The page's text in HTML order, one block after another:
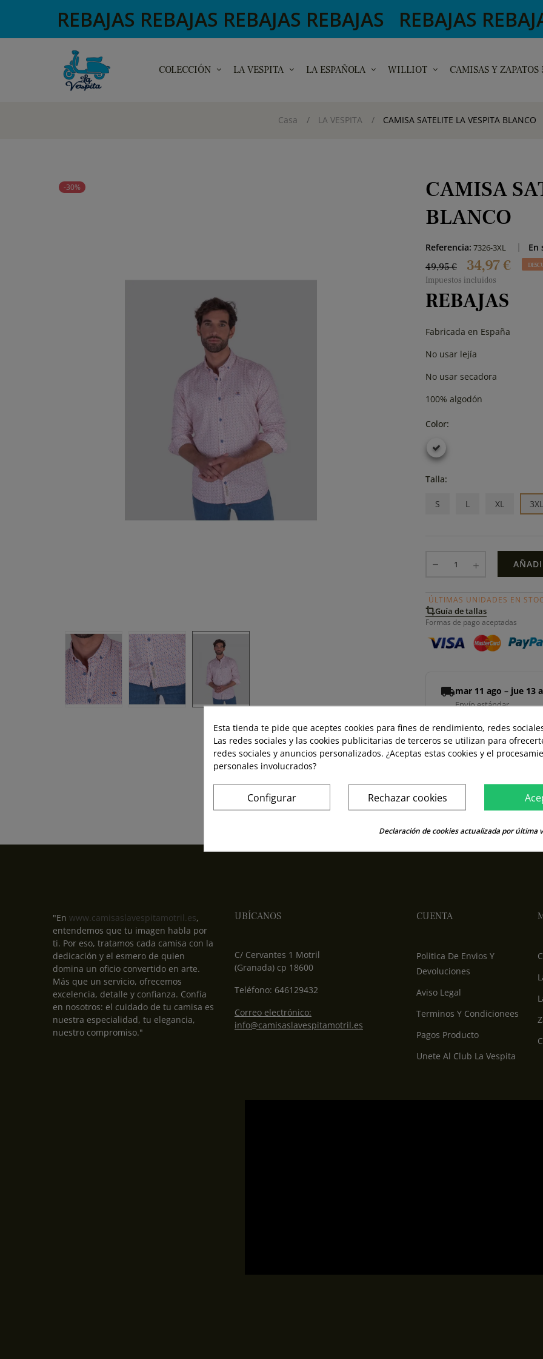
REBAJAS REBAJAS REBAJAS REBAJAS REBAJAS REBAJAS
COLECCIÓN LA VESPITA LA ESPAÑOLA WILLIOT CAMISAS Y
Casa LA VESPITA CAMISA SATELITE LA VESPITA BLANCO
-30%
CAMISA
BLANCO
Referencia: 7326-3XL En
49,95 € 34,97 €
Impuestos incluidos
REBAJAS
Fabricada en España
No usar lejía
No usar secadora
100% algodón
Color:
Talla:
S L XL 3XL
ÚLTIMAS UNIDADES EN
Guía de tallas
Formas de pago aceptadas
local_shippingmar 11 ago – jue 13
Envío estándar
swap_horiz Devoluciones
replayDerecho de
"En www.camisaslavespitamotril.es,
entendemos que tu imagen habla por
ti. Por eso, tratamos cada camisa con la
dedicación y el esmero de quien
domina un oficio convertido en arte.
Más que un servicio, ofrecemos
excelencia, detalle y confianza. Confía
en nosotros: el cuidado de tu camisa es
nuestra especialidad, tu elegancia,
nuestro compromiso."
UBÍCANOS
C/ Cervantes 1 Motril
(Granada) cp 18600
Teléfono: 646129432
Correo electrónico:
info@camisaslavespitamotril.es
CUENTA
Politica De Envios Y
Devoluciones
Aviso Legal
Terminos Y Condicionees
Pagos Producto
Unete Al Club La Vespita
Esta tienda te pide que aceptes cookies para fines de rendimiento, redes
Las redes sociales y las cookies publicitarias de terceros se utilizan para
redes sociales y anuncios personalizados. ¿Aceptas estas cookies y el
personales involucrados?
Rechazar cookies
Configurar
Declaración de cookies actualizada por última